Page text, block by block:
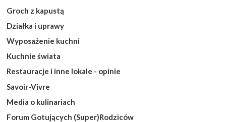
Groch z kapustą
Działka i uprawy
Wyposażenie kuchni
Kuchnie świata
Restauracje i inne lokale - opinie
Savoir-Vivre
Media o kulinariach
Forum Gotujących (Super)Rodziców